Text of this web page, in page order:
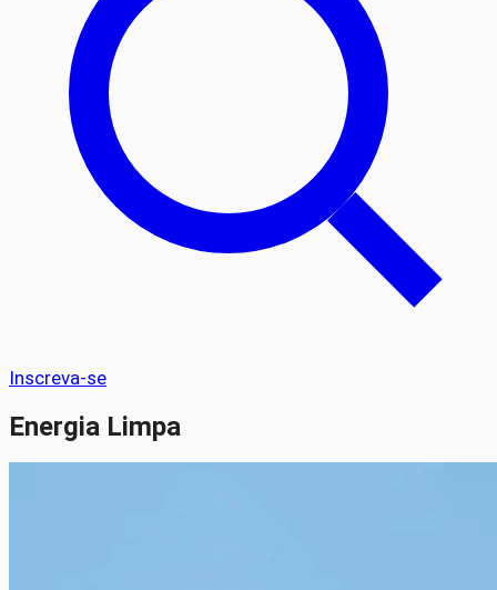
Inscreva-se
Energia Limpa